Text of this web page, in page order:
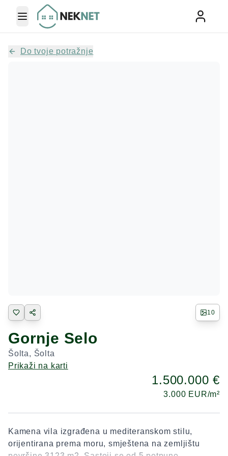
Toggle Menu
Do tvoje potražnje
10
Gornje Selo
Šolta, Šolta
Prikaži na karti
1.500.000 €
3.000 EUR/m²
Kamena vila izgrađena u mediteranskom stilu,
orijentirana prema moru, smještena na zemljištu